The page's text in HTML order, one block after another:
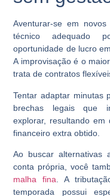
Aventurar-se em
técnico adequado
oportunidade de lucro
A improvisação é o
trata de contratos
Tentar adaptar minutas
brechas legais que
explorar, resultando em
financeiro extra obtido.
Ao buscar alternativas
conta própria, você
malha fina . A
temporada possui